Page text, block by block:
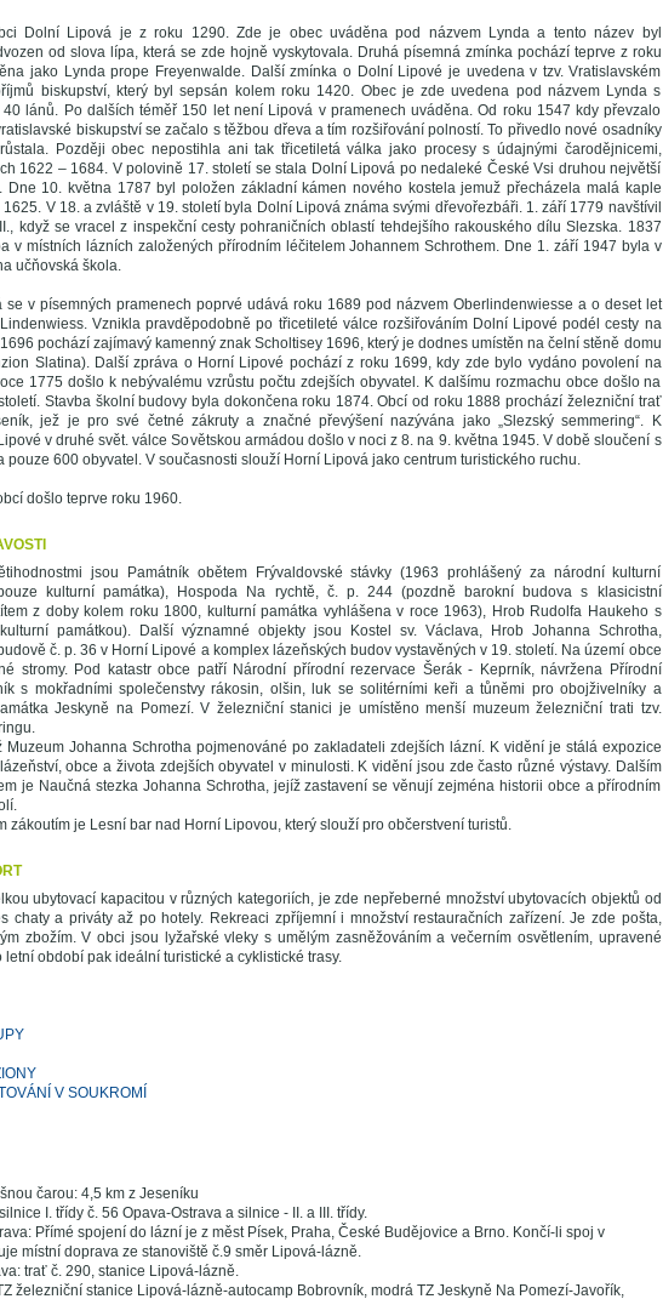
Dolní Lipová je z roku 1290. Zde je obec uváděna pod názvem Lynda a tento název byl
od slova lípa, která se zde hojně vyskytovala. Druhá písemná zmínka pochází teprve z roku
jako Lynda prope Freyenwalde. Další zmínka o Dolní Lipové je uvedena v tzv. Vratislavském
biskupství, který byl sepsán kolem roku 1420. Obec je zde uvedena pod názvem Lynda s
lánů. Po dalších téměř 150 let není Lipová v pramenech uváděna. Od roku 1547 kdy převzalo
biskupství se začalo s těžbou dřeva a tím rozšiřování polností. To přivedlo nové osadníky
Později obec nepostihla ani tak třicetiletá válka jako procesy s údajnými čarodějnicemi,
1622 – 1684. V polovině 17. století se stala Dolní Lipová po nedaleké České Vsi druhou největší
Dne 10. května 1787 byl položen základní kámen nového kostela jemuž přecházela malá kaple
V 18. a zvláště v 19. století byla Dolní Lipová známa svými dřevořezbáři. 1. září 1779 navštívil
když se vracel z inspekční cesty pohraničních oblastí tehdejšího rakouského dílu Slezska. 1837
v místních lázních založených přírodním léčitelem Johannem Schrothem. Dne 1. září 1947 byla v
učňovská škola.
se v písemných pramenech poprvé udává roku 1689 pod názvem Oberlindenwiesse a o deset let
Vznikla pravděpodobně po třicetileté válce rozšiřováním Dolní Lipové podél cesty na
pochází zajímavý kamenný znak Scholtisey 1696, který je dodnes umístěn na čelní stěně domu
Slatina). Další zpráva o Horní Lipové pochází z roku 1699, kdy zde bylo vydáno povolení na
1775 došlo k nebývalému vzrůstu počtu zdejších obyvatel. K dalšímu rozmachu obce došlo na
Stavba školní budovy byla dokončena roku 1874. Obcí od roku 1888 prochází železniční trať
jež je pro své četné zákruty a značné převýšení nazývána jako „Slezský semmering“. K
v druhé svět. válce Sovětskou armádou došlo v noci z 8. na 9. května 1945. V době sloučení s
pouze 600 obyvatel. V současnosti slouží Horní Lipová jako centrum turistického ruchu.
došlo teprve roku 1960.
jsou Památník obětem Frývaldovské stávky (1963 prohlášený za národní kulturní
kulturní památka), Hospoda Na rychtě, č. p. 244 (pozdně barokní budova s klasicistní
z doby kolem roku 1800, kulturní památka vyhlášena v roce 1963), Hrob Rudolfa Haukeho s
památkou). Další významné objekty jsou Kostel sv. Václava, Hrob Johanna Schrotha,
č. p. 36 v Horní Lipové a komplex lázeňských budov vystavěných v 19. století. Na území obce
stromy. Pod katastr obce patří Národní přírodní rezervace Šerák - Keprník, návržena Přírodní
s mokřadními společenstvy rákosin, olšin, luk se solitérními keři a tůněmi pro obojživelníky a
Jeskyně na Pomezí. V železniční stanici je umístěno menší muzeum železniční trati tzv.
Muzeum Johanna Schrotha pojmenováné po zakladateli zdejších lázní. K vidění je stálá expozice
obce a života zdejších obyvatel v minulosti. K vidění jsou zde často různé výstavy. Dalším
je Naučná stezka Johanna Schrotha, jejíž zastavení se věnují zejména historii obce a přírodním
zákoutím je Lesní bar nad Horní Lipovou, který slouží pro občerstvení turistů.
ubytovací kapacitou v různých kategoriích, je zde nepřeberné množství ubytovacích objektů od
chaty a priváty až po hotely. Rekreaci zpříjemní i množství restauračních zařízení. Je zde pošta,
zbožím. V obci jsou lyžařské vleky s umělým zasněžováním a večerním osvětlením, upravené
letní období pak ideální turistické a cyklistické trasy.
V SOUKROMÍ
čarou: 4,5 km z Jeseníku
I. třídy č. 56 Opava-Ostrava a silnice - II. a III. třídy.
Přímé spojení do lázní je z měst Písek, Praha, České Budějovice a Brno. Končí-li spoj v
místní doprava ze stanoviště č.9 směr Lipová-lázně.
trať č. 290, stanice Lipová-lázně.
železniční stanice Lipová-lázně-autocamp Bobrovník, modrá TZ Jeskyně Na Pomezí-Javořík,